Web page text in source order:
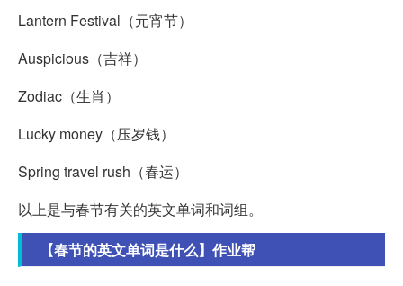
Lantern Festival（元宵节）
Auspicious（吉祥）
Zodiac（生肖）
Lucky money（压岁钱）
Spring travel rush（春运）
以上是与春节有关的英文单词和词组。
【春节的英文单词是什么】作业帮